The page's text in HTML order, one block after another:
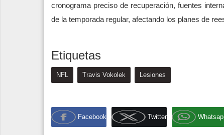
cronograma preciso de recuperación, fuentes
de la temporada regular, afectando los planes de
Etiquetas
NFL Travis Vokolek Lesiones
Facebook Twitter